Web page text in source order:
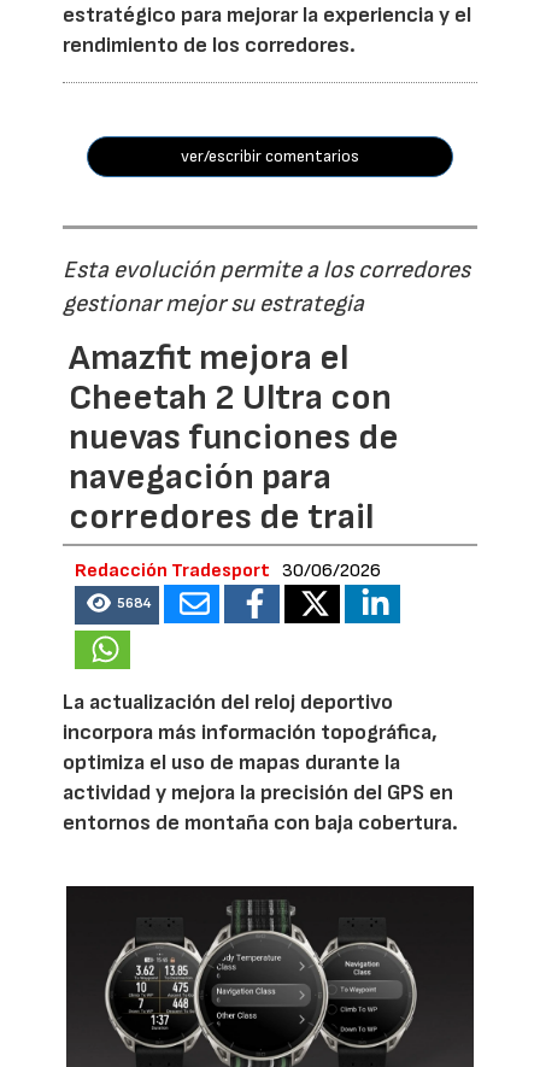
estratégico para mejorar la experiencia y el
rendimiento de los corredores.
ver/escribir comentarios
Esta evolución permite a los corredores
gestionar mejor su estrategia
Amazfit mejora el
Cheetah 2 Ultra con
nuevas funciones de
navegación para
corredores de trail
Redacción Tradesport 30/06/2026
5684
La actualización del reloj deportivo
incorpora más información topográfica,
optimiza el uso de mapas durante la
actividad y mejora la precisión del GPS en
entornos de montaña con baja cobertura.